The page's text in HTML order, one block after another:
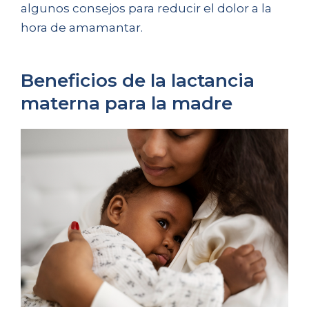
algunos consejos para reducir el dolor a la
hora de amamantar.
Beneficios de la lactancia
materna para la madre